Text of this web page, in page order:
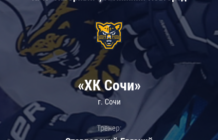
«ХК Сочи»
г. Сочи
Тренер: